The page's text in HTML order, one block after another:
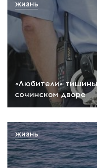
«Любители»
сочинском дворе
ЖИЗНЬ
ЖИЗНЬ